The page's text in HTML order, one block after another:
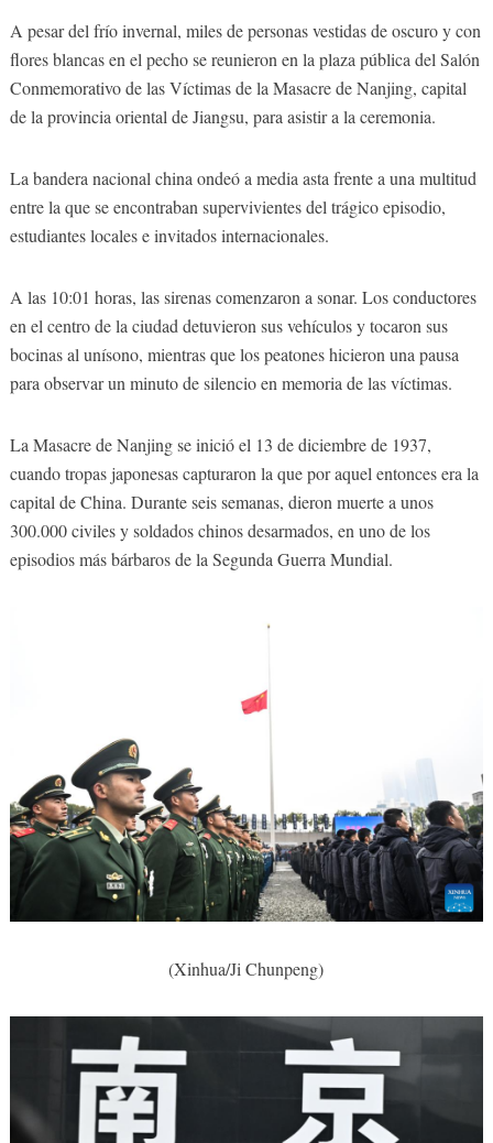
A pesar del frío invernal, miles de personas vestidas de oscuro y con
flores blancas en el pecho se reunieron en la plaza pública del Salón
Conmemorativo de las Víctimas de la Masacre de Nanjing, capital
de la provincia oriental de Jiangsu, para asistir a la ceremonia.
La bandera nacional china ondeó a media asta frente a una multitud
entre la que se encontraban supervivientes del trágico episodio,
estudiantes locales e invitados internacionales.
A las 10:01 horas, las sirenas comenzaron a sonar. Los conductores
en el centro de la ciudad detuvieron sus vehículos y tocaron sus
bocinas al unísono, mientras que los peatones hicieron una pausa
para observar un minuto de silencio en memoria de las víctimas.
La Masacre de Nanjing se inició el 13 de diciembre de 1937,
cuando tropas japonesas capturaron la que por aquel entonces era la
capital de China. Durante seis semanas, dieron muerte a unos
300.000 civiles y soldados chinos desarmados, en uno de los
episodios más bárbaros de la Segunda Guerra Mundial.
(Xinhua/Ji Chunpeng)